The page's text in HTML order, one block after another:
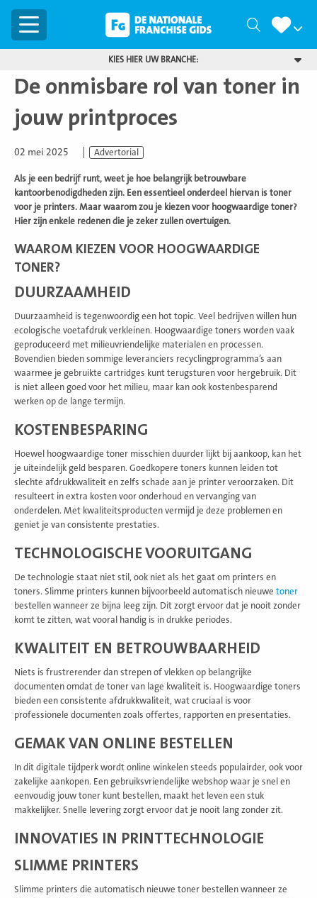
Menu Zoeken
KIES HIER UW BRANCHE:
De onmisbare rol van toner in
jouw printproces
02 mei 2025 Advertorial
Als je een bedrijf runt, weet je hoe belangrijk betrouwbare
kantoorbenodigdheden zijn. Een essentieel onderdeel hiervan is toner
voor je printers. Maar waarom zou je kiezen voor hoogwaardige toner?
Hier zijn enkele redenen die je zeker zullen overtuigen.
WAAROM KIEZEN VOOR HOOGWAARDIGE
TONER?
DUURZAAMHEID
Duurzaamheid is tegenwoordig een hot topic. Veel bedrijven willen hun
ecologische voetafdruk verkleinen. Hoogwaardige toners worden vaak
geproduceerd met milieuvriendelijke materialen en processen.
Bovendien bieden sommige leveranciers recyclingprogramma’s aan
waarmee je gebruikte cartridges kunt terugsturen voor hergebruik. Dit
is niet alleen goed voor het milieu, maar kan ook kostenbesparend
werken op de lange termijn.
KOSTENBESPARING
Hoewel hoogwaardige toner misschien duurder lijkt bij aankoop, kan het
je uiteindelijk geld besparen. Goedkopere toners kunnen leiden tot
slechte afdrukkwaliteit en zelfs schade aan je printer veroorzaken. Dit
resulteert in extra kosten voor onderhoud en vervanging van
onderdelen. Met kwaliteitsproducten vermijd je deze problemen en
geniet je van consistente prestaties.
TECHNOLOGISCHE VOORUITGANG
De technologie staat niet stil, ook niet als het gaat om printers en
toners. Slimme printers kunnen bijvoorbeeld automatisch nieuwe toner
bestellen wanneer ze bijna leeg zijn. Dit zorgt ervoor dat je nooit zonder
komt te zitten, wat vooral handig is in drukke periodes.
KWALITEIT EN BETROUWBAARHEID
Niets is frustrerender dan strepen of vlekken op belangrijke
documenten omdat de toner van lage kwaliteit is. Hoogwaardige toners
bieden een consistente afdrukkwaliteit, wat cruciaal is voor
professionele documenten zoals offertes, rapporten en presentaties.
GEMAK VAN ONLINE BESTELLEN
In dit digitale tijdperk wordt online winkelen steeds populairder, ook voor
zakelijke aankopen. Een gebruiksvriendelijke webshop waar je snel en
eenvoudig jouw toner kunt bestellen, maakt het leven een stuk
makkelijker. Snelle levering zorgt ervoor dat je nooit lang zonder zit.
INNOVATIES IN PRINTTECHNOLOGIE
SLIMME PRINTERS
Slimme printers die automatisch nieuwe toner bestellen wanneer ze